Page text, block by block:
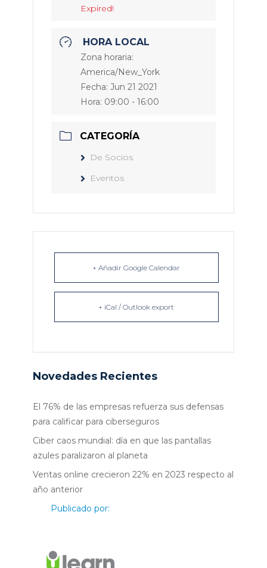
Expired!
HORA LOCAL
Zona horaria:
America/New_York
Fecha: Jun 21 2021
Hora: 09:00 - 16:00
CATEGORÍA
De Socios
Eventos
+ Añadir Google Calendar
+ iCal / Outlook export
Novedades Recientes
El 76% de las empresas refuerza sus defensas
para calificar para ciberseguros
Ciber caos mundial: día en que las pantallas
azules paralizaron al planeta
Ventas online crecieron 22% en 2023 respecto al
año anterior
Publicado por: